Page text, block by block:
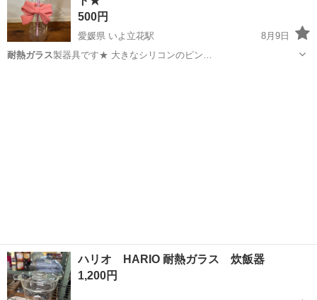
500円
愛媛県 いよ立花駅
8月9日
耐熱ガラス製器具です★ 大きなシリコンのピン…
ハリオ HARIO 耐熱ガラス 炊飯器
1,200円